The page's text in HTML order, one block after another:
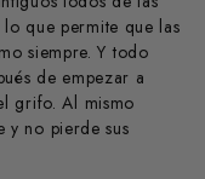
que permite que las
siempre. Y todo
de empezar a
grifo. Al mismo
y no pierde sus